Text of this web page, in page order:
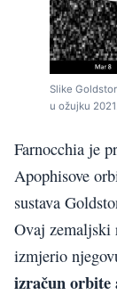
Slike
u ožujku
Farnocchia je
Apophisove
sustava
Ovaj zemaljski
izmjerio
izračun orbite